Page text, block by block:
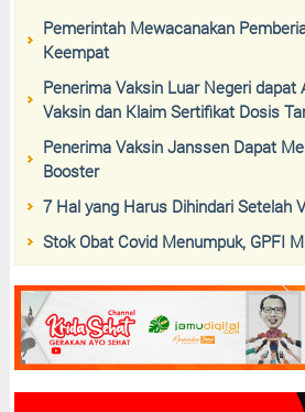
Pemerintah Mewacanakan
Keempat
Penerima Vaksin Luar Negeri dapat
Vaksin dan Klaim Sertifikat Dosis
Penerima Vaksin Janssen Dapat
Booster
7 Hal yang Harus Dihindari Setelah
Stok Obat Covid Menumpuk, GPFI